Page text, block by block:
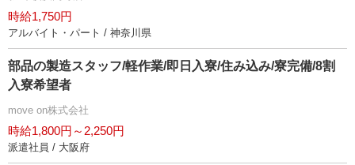
時給1,750円
アルバイト・パート / 神奈川県
部品の製造スタッフ/軽作業/即日入寮/住み込み/寮完備/8割
入寮希望者
move on株式会社
時給1,800円～2,250円
派遣社員 / 大阪府